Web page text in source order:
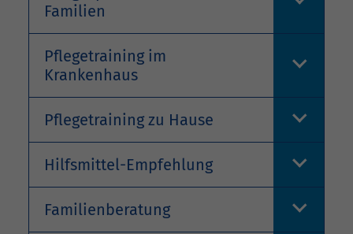
Familien
Pflegetraining im
Krankenhaus
Pflegetraining zu Hause
Hilfsmittel-Empfehlung
Familienberatung